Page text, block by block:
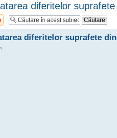
diferitelor
diferitelor suprafete